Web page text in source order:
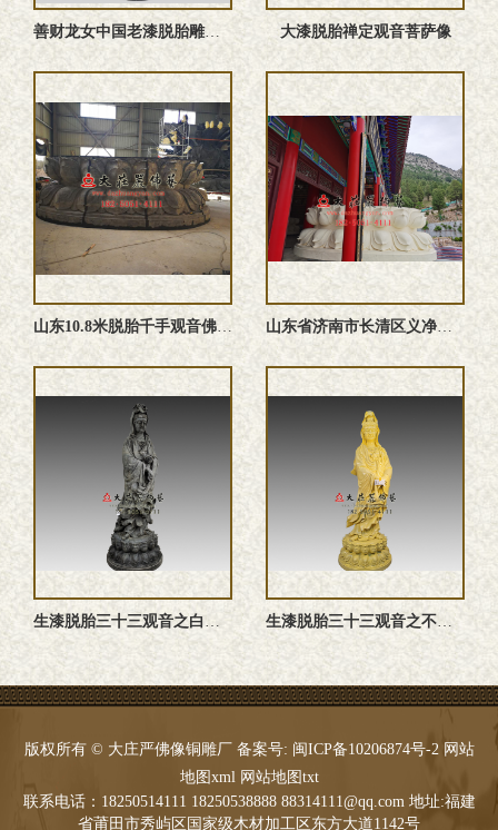
善财龙女中国老漆脱胎雕塑佛像 大漆脱胎禅定观音菩萨像
山东10.8米脱胎千手观音佛像生产试安装现场 山东省济南市长清区义净寺大型脱胎千手观音佛像安装过程现场
生漆脱胎三十三观音之白衣观音塑像定制,观音佛像实图 生漆脱胎三十三观音之不二观音塑像定制,观音佛像实图
版权所有 © 大庄严佛像铜雕厂 备案号: 闽ICP备10206874号-2 网站
地图xml 网站地图txt
联系电话：18250514111 18250538888 88314111@qq.com 地址:福建
省莆田市秀屿区国家级木材加工区东方大道1142号